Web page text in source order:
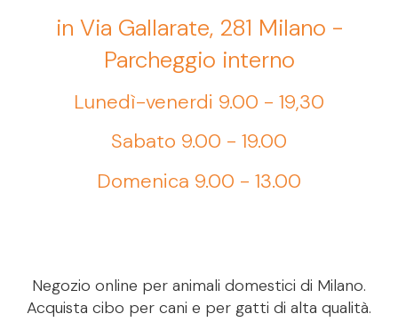
in Via Gallarate, 281 Milano -
Parcheggio interno
Lunedì-venerdi 9.00 - 19,30
Sabato 9.00 - 19.00
Domenica 9.00 - 13.00
Negozio online per animali domestici di Milano.
Acquista cibo per cani e per gatti di alta qualità.